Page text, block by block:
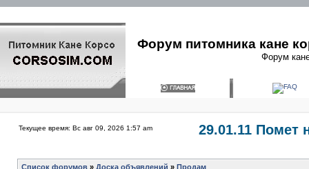
Форум питомника кане
Форум
Текущее время: Вс авг 09, 2026 1:57 am 29.01.11 Помет
Список форумов » Доска объявлений » Продам